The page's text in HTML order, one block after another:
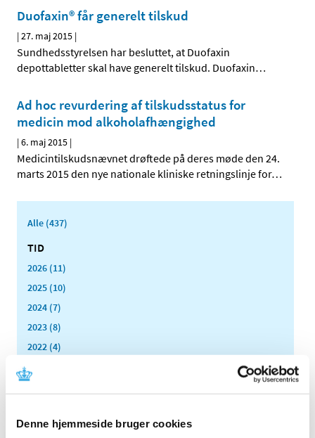
Denne hjemmeside bruger cookies
Duofaxin® får generelt tilskud
|27. maj 2015 |
Sundhedsstyrelsen har besluttet, at Duofaxin
depottabletter skal have generelt tilskud. Duofaxin…
Ad hoc revurdering af tilskudsstatus for
medicin mod alkoholafhængighed
|6. maj 2015 |
Medicintilskudsnævnet drøftede på deres møde den 24.
marts 2015 den nye nationale kliniske retningslinje for…
Alle (437)
TID
2026 (11)
2025 (10)
2024 (7)
2023 (8)
2022 (4)
2018 (40)